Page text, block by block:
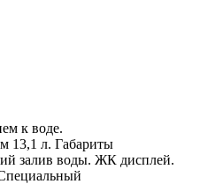
к воде.
л. Габариты
залив воды. ЖК дисплей.